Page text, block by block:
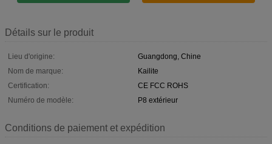
Détails sur le produit
Lieu d'origine:
Guangdong, Chine
Nom de marque:
Kailite
Certification:
CE FCC ROHS
Numéro de modèle:
P8 extérieur
Conditions de paiement et expédition